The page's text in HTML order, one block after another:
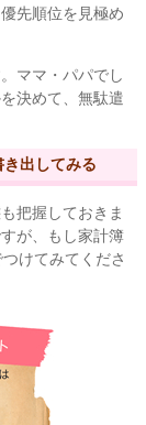
先順位を見極め
ママ・パパでし
決めて、無駄遣
出してみる
把握しておきま
が、もし家計簿
けてみてくださ